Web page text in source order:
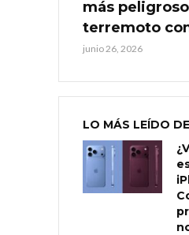
más
terremoto
junio 26, 2026
LO MÁS LEÍDO